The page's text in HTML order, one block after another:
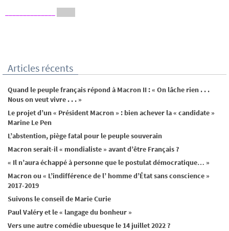
Articles récents
Quand le peuple français répond à Macron II : « On lâche rien . . .
Nous on veut vivre . . . »
Le projet d’un « Président Macron » : bien achever la « candidate »
Marine Le Pen
L’abstention, piège fatal pour le peuple souverain
Macron serait-il « mondialiste » avant d’être Français ?
« Il n’aura échappé à personne que le postulat démocratique… »
Macron ou « L’indifférence de l’ homme d’État sans conscience »
2017-2019
Suivons le conseil de Marie Curie
Paul Valéry et le « langage du bonheur »
Vers une autre comédie ubuesque le 14 juillet 2022 ?